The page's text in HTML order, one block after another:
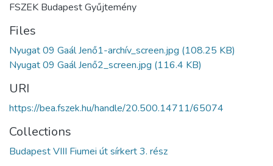
FSZEK Budapest Gyűjtemény
Files
Nyugat 09 Gaál Jenő1-archív_screen.jpg (108.25 KB)
Nyugat 09 Gaál Jenő2_screen.jpg (116.4 KB)
URI
https://bea.fszek.hu/handle/20.500.14711/65074
Collections
Budapest VIII Fiumei út sírkert 3. rész